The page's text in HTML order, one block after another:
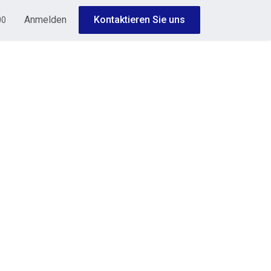
Anmelden Kontaktieren Sie uns